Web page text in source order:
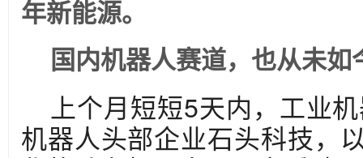
年新能源。
国内机器人赛道，也从未
上个月短短5天内，工业
机器人头部企业石头科技，